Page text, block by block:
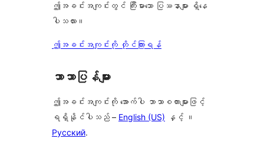
ဤအခင်းအကျင်းတွင် ကြီးမားသော ပြဿနာများ ရှိနေ
ပါသလား။
ဤအခင်းအကျင်းကို တိုင်ကြားရန်
ဘာသာပြန်များ
ဤအခင်းအကျင်းကို အောက်ပါ ဘာသာစကားများဖြင့်
ရရှိနိုင်ပါသည် – English (US) နှင့် ။
Русский.